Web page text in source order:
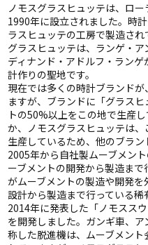
ノモスグラスヒュッテは、ロ
1990年に設立されました。時
ラスヒュッテの工房で製造され
グラスヒュッテは、ランゲ・
ディナンド・アドルフ・ラン
計作りの聖地です。
現在では多くの時計ブランド
ますが、ブランドに「グラス
トの50%以上をこの地で生産
か、ノモスグラスヒュッテは
生産しているため、他のブラン
2005年から自社製ムーブメン
ーブメントの開発から製造ま
がムーブメントの製造や開発
設計から製造まで行っている稀
2014年に発表した「ノモスス
を開発しました。ガンギ車、
称した脱進機は、ムーブメン